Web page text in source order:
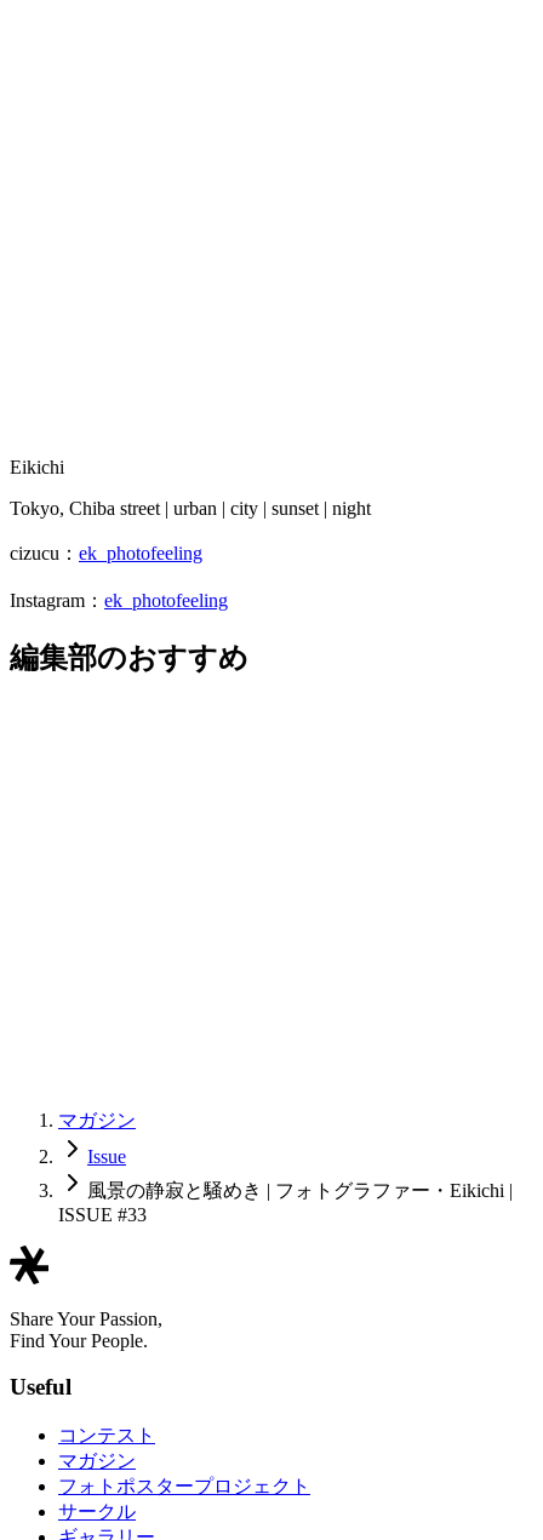
Eikichi
Tokyo, Chiba street | urban | city | sunset | night
cizucu： ek_photofeeling
Instagram： ek_photofeeling
編集部のおすすめ
マガジン
Issue
風景の静寂と騒めき | フォトグラファー・Eikichi |
ISSUE #33
Share Your Passion,
Find Your People.
Useful
コンテスト
マガジン
フォトポスタープロジェクト
サークル